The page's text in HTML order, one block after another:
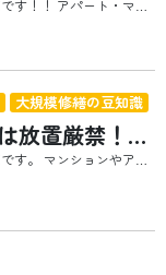
外壁のひび割れは放置厳禁！大規模修繕で知っておきたい劣化症状と補修のポイント
大規模修繕の豆知識